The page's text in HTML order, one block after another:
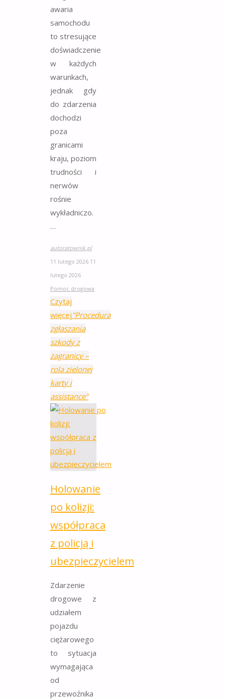
awaria
samochodu
to stresujące
doświadczenie
w każdych
warunkach,
jednak gdy
do zdarzenia
dochodzi
poza
granicami
kraju, poziom
trudności i
nerwów
rośnie
wykładniczo.
…
autoratownik.pl
11 lutego 2026 11
lutego 2026
Pomoc drogowa
Czytaj
więcej "Procedura
zgłaszania
szkody z
zagranicy –
rola zielonej
karty i
assistance"
Holowanie
po kolizji:
współpraca
z policją i
ubezpieczycielem
Zdarzenie
drogowe z
udziałem
pojazdu
ciężarowego
to sytuacja
wymagająca
od
przewoźnika